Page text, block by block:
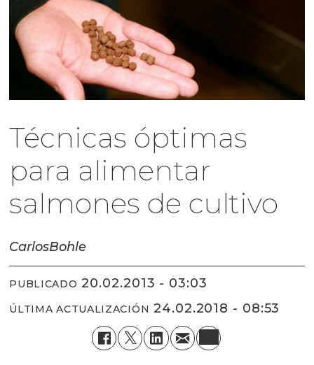
Técnicas óptimas
para alimentar
salmones de cultivo
CarlosBohle
PUBLICADO 20.02.2013 - 03:03
ÚLTIMA ACTUALIZACIÓN 24.02.2018 - 08:53